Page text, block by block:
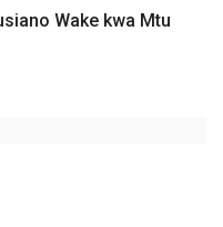
Wake kwa Mtu